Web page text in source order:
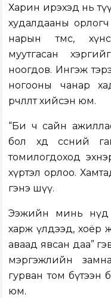
Харин ирэхэд нь
худалдааны орлогч
нарын төмс,
муутгасан
ноогдов. Ингэж
ногооны чанар
өөрчлөлт хийсэн юм.
“Би ч сайн
бол хөдөө
томилогдоход
хүртэл орлоо.
гэнэ шүү.
Ээжийн минь нүд
харж үлдээд, хоёр
аваад явсан даа”
мэргэжлийн
гурван том бүтээн
юм.